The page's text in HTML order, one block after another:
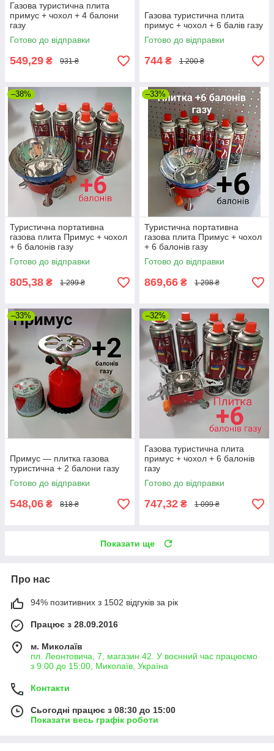
Газова туристична плита
примус + чохол + 4 балони
газу
Готово до відправки
549,29 ₴ 931 ₴
Газова туристична плита
примус + чохол + 6 балів газу
Готово до відправки
744 ₴ 1 200 ₴
–38%
Туристична портативна
газова плита Примус + чохол
+ 6 балонів газу
Готово до відправки
805,38 ₴ 1 299 ₴
–33%
Туристична портативна
газова плита Примус + чохол
+ 6 балонів газу
Готово до відправки
869,66 ₴ 1 298 ₴
–33%
Примус — плитка газова
туристична + 2 балони газу
Готово до відправки
548,06 ₴ 818 ₴
–32%
Газова туристична плита
примус + чохол + 6 балонів
газу
Готово до відправки
747,32 ₴ 1 099 ₴
Показати ще
Про нас
94% позитивних з 1502 відгуків за рік
Працює з 28.09.2016
м. Миколаїв
пл. Леонтовича, 7, магазин 42. У воєнний час працюємо
з 9:00 до 15:00, Миколаїв, Україна
Контакти
Сьогодні працює з 08:30 до 15:00
Показати весь графік роботи